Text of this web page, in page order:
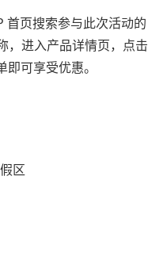
首页搜索参与此次活动的
，进入产品详情页，点击
即可享受优惠。
区